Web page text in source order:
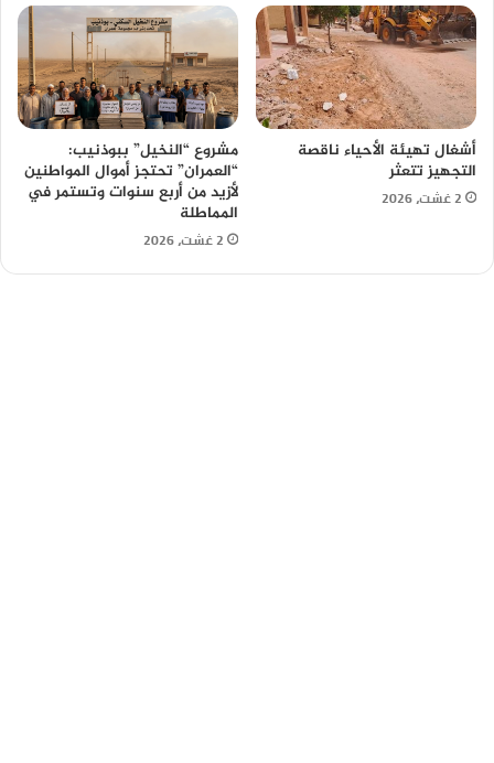
أشغال تهيئة الأحياء ناقصة
التجهيز تتعثر
2 غشت، 2026
مشروع “النخيل” ببوذنيب:
“العمران” تحتجز أموال المواطنين
لأزيد من أربع سنوات وتستمر في
المماطلة
2 غشت، 2026